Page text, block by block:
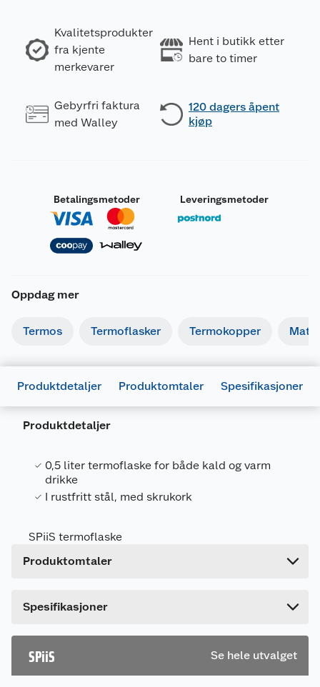
Kvalitetsprodukter
fra kjente
merkevarer
Hent i butikk etter
bare to timer
Gebyrfri faktura
med Walley
120 dagers åpent
kjøp
Betalingsmetoder Leveringsmetoder
Oppdag mer
Termos Termoflasker Termokopper
Produktdetaljer Produktomtaler Spesifikasjoner
Produktdetaljer
0,5 liter termoflaske for både kald og varm
drikke
I rustfritt stål, med skrukork
SPiiS termoflaske
Produktomtaler
Spesifikasjoner
Generelt
Artikkelnummer
7025180685673
Leverandørens
artikkelnummer
10016403-
Farge
Forpakningsmål
SPiiS Se hele utvalget